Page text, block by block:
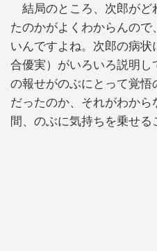
結局のところ、次郎がど
たのかがよくわからんの
いんですよね。次郎の病
合優実）がいろいろ説明
の報せがのぶにとって覚
だったのか、それがわか
間、のぶに気持ちを乗せる